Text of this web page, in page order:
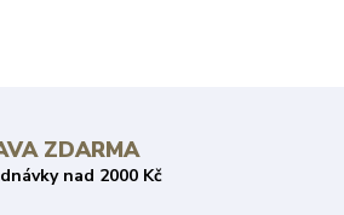
ZDARMA
nad 2000 Kč